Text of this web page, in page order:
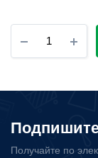
865
000 сум.
000 сум.
выключатель
Aqara
Switch
4
Получайте по